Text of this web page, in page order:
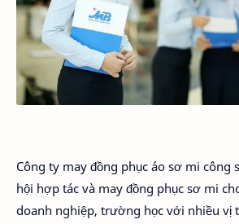
Công ty may đồng phục áo sơ mi công
hội hợp tác và may đồng phục sơ mi
doanh nghiệp, trường học với nhiều vị